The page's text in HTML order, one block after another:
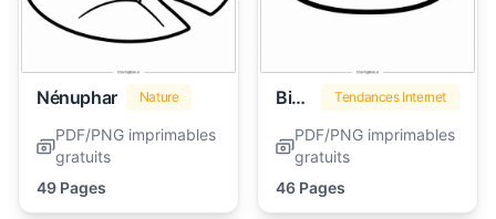
Nénuphar Nature
PDF/PNG imprimables
gratuits
49 Pages
Biscotin Moelleux Tendances Internet
PDF/PNG imprimables
gratuits
46 Pages